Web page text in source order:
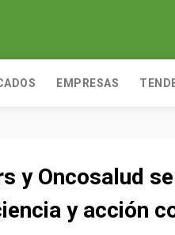
EMPRESAS
y Oncosalud
y acción